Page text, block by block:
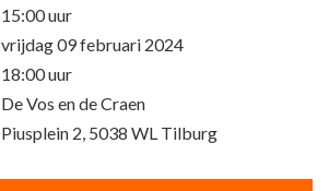
15:00 uur
vrijdag 09 februari 2024
18:00 uur
De Vos en de Craen
Piusplein 2, 5038 WL Tilburg